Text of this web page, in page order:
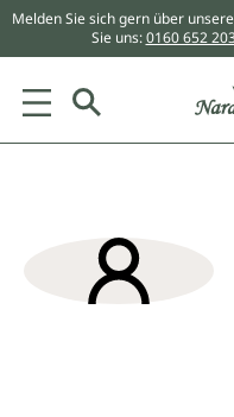
springen
Melden Sie sich gern über
Sie uns:0160 652